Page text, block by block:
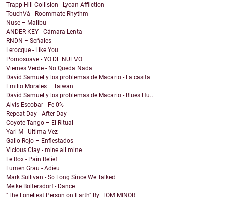
Trapp Hill Collision - Lycan Affliction
TouchVà - Roommate Rhythm
Nuse – Malibu
ANDER KEY - Cámara Lenta
RNDN – Señales
Lerocque - Like You
Pornosuave - YO DE NUEVO
Viernes Verde - No Queda Nada
David Samuel y los problemas de Macario - La casita
Emilio Morales – Taiwan
David Samuel y los problemas de Macario - Blues Hu...
Alvis Escobar - Fe 0%
Repeat Day - After Day
Coyote Tango – El Ritual
Yari M - Ultima Vez
Gallo Rojo – Enfiestados
Vicious Clay - mine all mine
Le Rox - Pain Relief
Lumen Grau - Adieu
Mark Sullivan - So Long Since We Talked
Meike Boltersdorf - Dance
"The Loneliest Person on Earth" By: TOM MINOR